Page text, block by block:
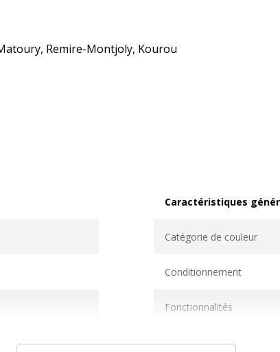
Remire-Montjoly, Kourou
Caractéristiques
Catégorie de couleur
Conditionnement
Fonctionnalités
Quantité incluse